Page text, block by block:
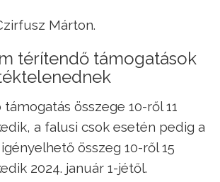
Márton.
térítendő támogatások
összege 10-ről 11
a falusi csok esetén pedig a
összeg 10-ről 15
2024. január 1-jétől.